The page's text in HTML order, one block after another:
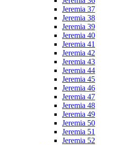
Jeremia 37
Jeremia 38
Jeremia 39
Jeremia 40
Jeremia 41
Jeremia 42
Jeremia 43
Jeremia 44
Jeremia 45
Jeremia 46
Jeremia 47
Jeremia 48
Jeremia 49
Jeremia 50
Jeremia 51
Jeremia 52